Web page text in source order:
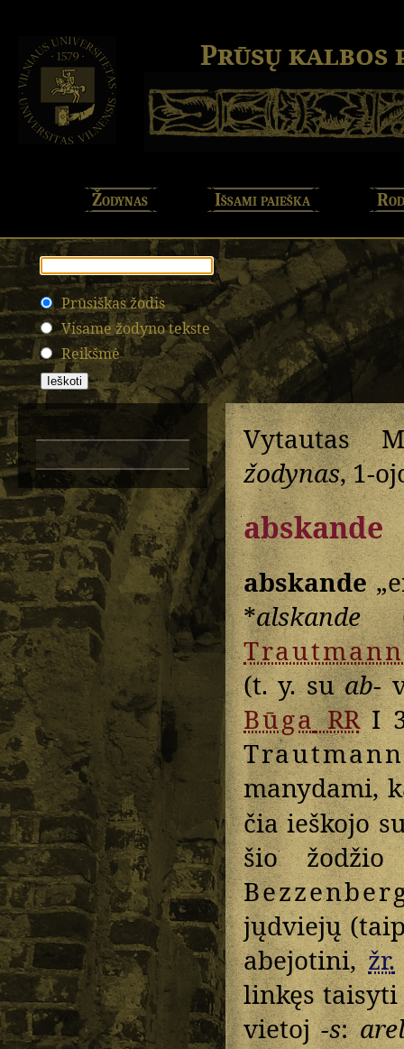
Prūsų kalbos
Žodynas Išsami paieška
Prūsiškas žodis
Visame žodyno tekste
Reikšmė
Vytautas
žodynas, 1-
abskande
abskande
*alskande
Trautmann
(t. y. suab-
BūgaRRI
manydami,
čia ieškojo
šio
jųdviejų
abejotini,žr.
linkęs
vietoj-s: